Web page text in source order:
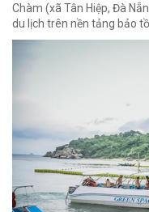
Chàm (xã Tân Hiệp, Đà
du lịch trên nền tảng bảo